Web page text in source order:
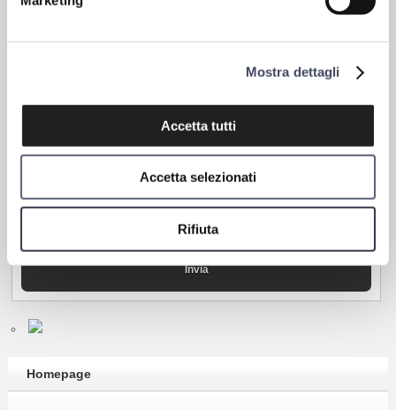
Mostra dettagli
Accetta tutti
Accetta selezionati
Rifiuta
Homepage